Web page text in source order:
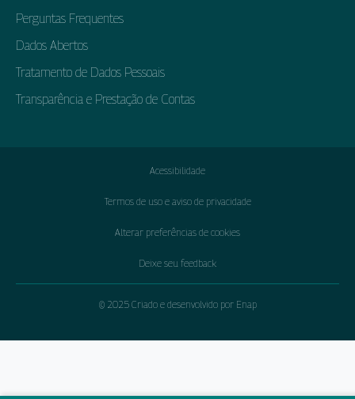
Perguntas Frequentes
Dados Abertos
Tratamento de Dados Pessoais
Transparência e Prestação de Contas
Acessibilidade
Termos de uso e aviso de privacidade
Alterar preferências de cookies
Deixe seu feedback
© 2025 Criado e desenvolvido por Enap